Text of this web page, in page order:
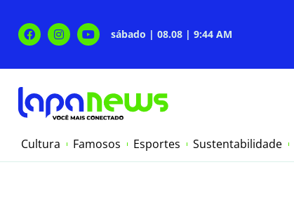
sábado | 08.08 | 9:44 AM
Cultura Famosos Esportes Sustentabilidade